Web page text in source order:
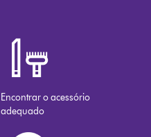
Encontrar o acessório
adequado